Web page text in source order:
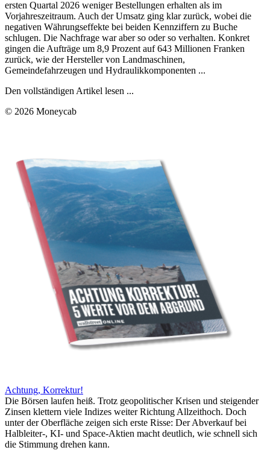
ersten Quartal 2026 weniger Bestellungen erhalten als im
Vorjahreszeitraum. Auch der Umsatz ging klar zurück, wobei die
negativen Währungseffekte bei beiden Kennziffern zu Buche
schlugen. Die Nachfrage war aber so oder so verhalten. Konkret
gingen die Aufträge um 8,9 Prozent auf 643 Millionen Franken
zurück, wie der Hersteller von Landmaschinen,
Gemeindefahrzeugen und Hydraulikkomponenten ...
Den vollständigen Artikel lesen ...
© 2026 Moneycab
Achtung, Korrektur!
Die Börsen laufen heiß. Trotz geopolitischer Krisen und steigender
Zinsen klettern viele Indizes weiter Richtung Allzeithoch. Doch
unter der Oberfläche zeigen sich erste Risse: Der Abverkauf bei
Halbleiter-, KI- und Space-Aktien macht deutlich, wie schnell sich
die Stimmung drehen kann.